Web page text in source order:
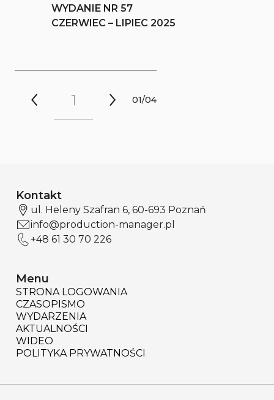
WYDANIE NR 57
CZERWIEC – LIPIEC 2025
01/04
Kontakt
ul. Heleny Szafran 6, 60-693 Poznań
info@production-manager.pl
+48 61 30 70 226
Menu
STRONA LOGOWANIA
CZASOPISMO
WYDARZENIA
AKTUALNOŚCI
WIDEO
POLITYKA PRYWATNOŚCI